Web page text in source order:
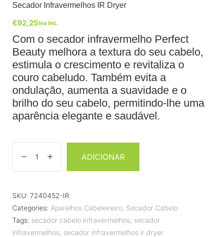
Secador Infravermelhos IR Dryer
€92,25Iva Inc.
Com o secador infravermelho Perfect
Beauty melhora a textura do seu cabelo,
estimula o crescimento e revitaliza o
couro cabeludo. Também evita a
ondulação, aumenta a suavidade e o
brilho do seu cabelo, permitindo-lhe uma
aparência elegante e saudável.
ADICIONAR
SKU: 7240452-IR
Categories: Aparelhos Cabeleireiro, Secador Cabelo
Tags: secador cabelo infravermelhos, secador
infravermelhos, secador infravermelhos ir dryer